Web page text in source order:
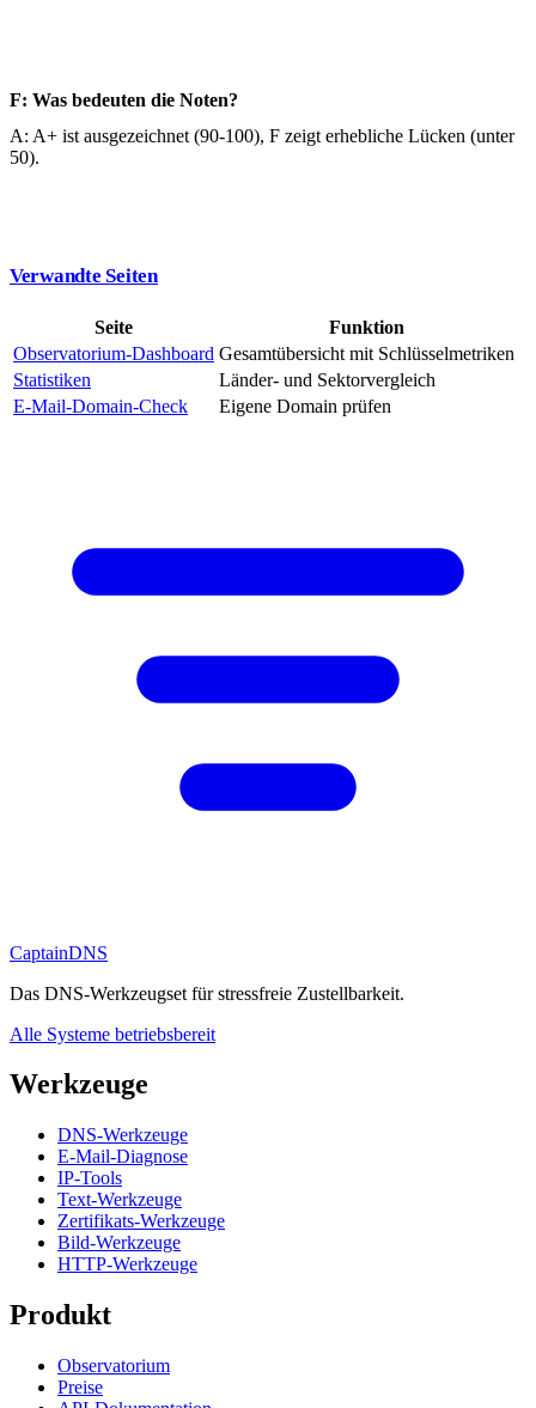
F: Was bedeuten die Noten?
A: A+ ist ausgezeichnet (90-100), F zeigt erhebliche Lücken (unter
50).
Verwandte Seiten
Seite
Funktion
Observatorium-Dashboard Gesamtübersicht mit Schlüsselmetriken
Statistiken
Länder- und Sektorvergleich
E-Mail-Domain-Check
Eigene Domain prüfen
CaptainDNS
Das DNS-Werkzeugset für stressfreie Zustellbarkeit.
Alle Systeme betriebsbereit
Werkzeuge
DNS-Werkzeuge
E-Mail-Diagnose
IP-Tools
Text-Werkzeuge
Zertifikats-Werkzeuge
Bild-Werkzeuge
HTTP-Werkzeuge
Produkt
Observatorium
Preise